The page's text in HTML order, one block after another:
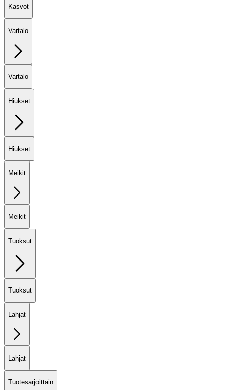
Kasvot
Vartalo
Vartalo
Hiukset
Hiukset
Meikit
Meikit
Tuoksut
Tuoksut
Lahjat
Lahjat
Tuotesarjoittain